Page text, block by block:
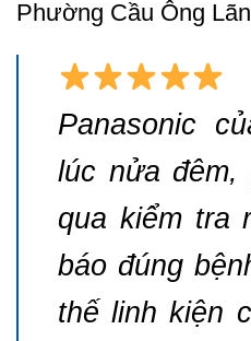
Phường Cầu Ông
Panasonic
lúc nửa
qua kiểm tra
báo đúng
thế linh kiện